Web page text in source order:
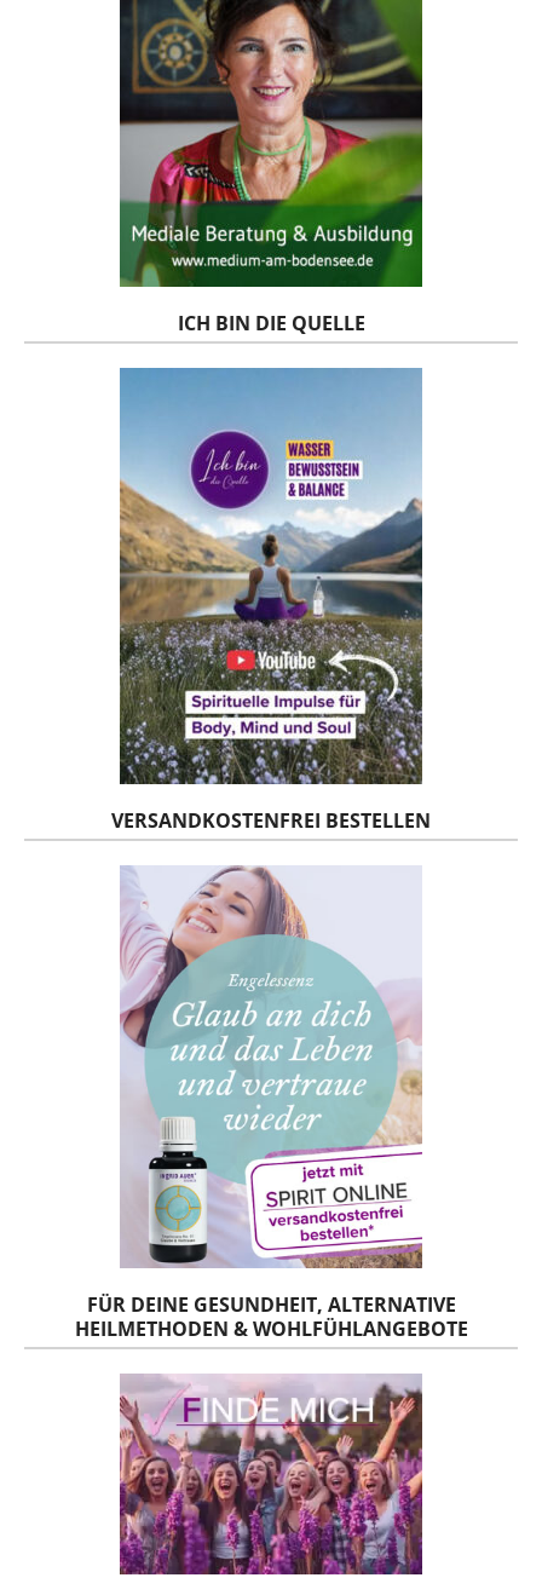
ICH BIN DIE QUELLE
VERSANDKOSTENFREI BESTELLEN
FÜR DEINE GESUNDHEIT, ALTERNATIVE
HEILMETHODEN & WOHLFÜHLANGEBOTE